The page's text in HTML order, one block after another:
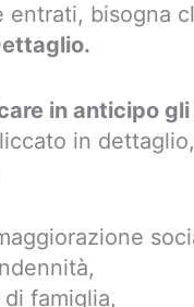
entrati, bisogna
in anticipo
in
famiglia,